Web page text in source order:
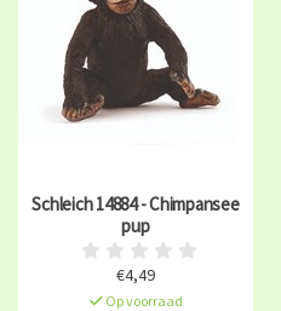
Schleich 14884 - Chimpansee
pup
€4,49
Op voorraad